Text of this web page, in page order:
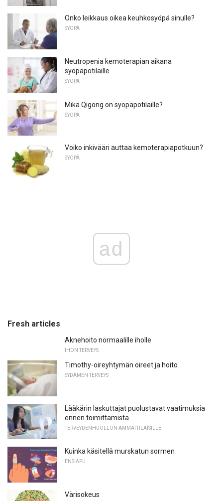
Onko leikkaus oikea keuhkosyöpä sinulle?
SYÖPÄ
Neutropenia kemoterapian aikana
syöpäpotilaille
SYÖPÄ
Mikä Qigong on syöpäpotilaille?
SYÖPÄ
Voiko inkivääri auttaa kemoterapiapotkuun?
SYÖPÄ
ad
Fresh articles
Aknehoito normaalille iholle
IHON TERVEYS
Timothy-oireyhtymän oireet ja hoito
SYDÄMEN TERVEYS
Lääkärin laskuttajat puolustavat vaatimuksia
ennen toimittamista
TERVEYDENHUOLLON AMMATTILAISILLE
Kuinka käsitellä murskatun sormen
ENSIAPU
Värisokeus